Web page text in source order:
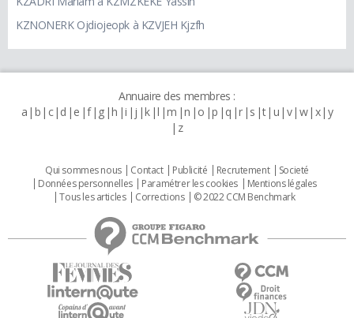
KZNONERK Ojdiojeopk à KZVJEH Kjzfh
Annuaire des membres :
a b c d e f g h i j k l m n o p q r s t u v w x y
z
Qui sommes nous Contact Publicité Recrutement
Societé
Données personnelles
Paramétrer les cookies
Mentions légales
Tous les articles
Corrections © 2022 CCM Benchmark